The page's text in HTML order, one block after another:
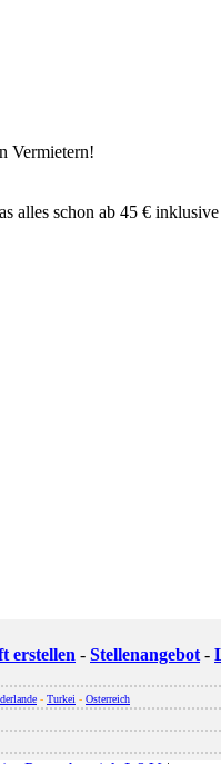
Vermietern!
alles schon ab 45 €
erstellen - Stellenangebot -
- Turkei - Osterreich